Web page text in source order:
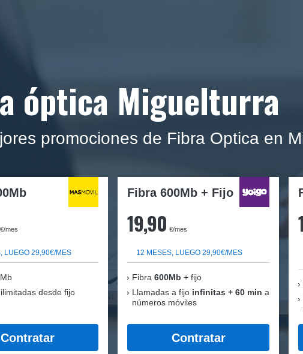
óptica Miguelturra
promociones de Fibra Optica en
€/mes
LUEGO 29,90€/MES
desde fijo
Contratar
Fibra 600Mb + Fijo
19,90 €/mes
12 MESES, LUEGO 29,90€/MES
Fibra 600Mb + fijo
Llamadas a fijo infinitas + 60 min a
números móviles
Contratar